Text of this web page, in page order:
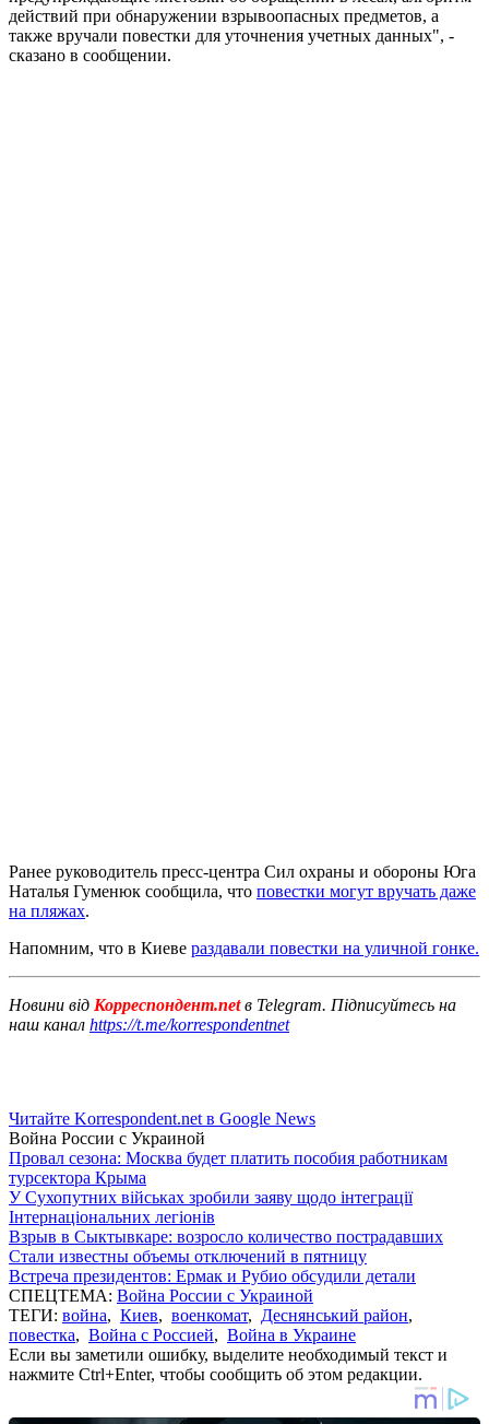
действий при обнаружении взрывоопасных предметов, а
также вручали повестки для уточнения учетных данных", -
сказано в сообщении.
Ранее руководитель пресс-центра Сил охраны и обороны Юга
Наталья Гуменюк сообщила, что повестки могут вручать даже
на пляжах.
Напомним, что в Киеве раздавали повестки на уличной гонке.
Новини від Корреспондент.netв Telegram. Підписуйтесь на
наш канал https://t.me/korrespondentnet
Читайте Korrespondent.net в Google News
Война России с Украиной
Провал сезона: Москва будет платить пособия работникам
турсектора Крыма
У Сухопутних військах зробили заяву щодо інтеграції
Інтернаціональних легіонів
Взрыв в Сыктывкаре: возросло количество пострадавших
Стали известны объемы отключений в пятницу
Встреча президентов: Ермак и Рубио обсудили детали
СПЕЦТЕМА: Война России с Украиной
ТЕГИ: война, Киев, военкомат, Деснянський район,
повестка, Война с Россией, Война в Украине
Если вы заметили ошибку, выделите необходимый текст и
нажмите Ctrl+Enter, чтобы сообщить об этом редакции.